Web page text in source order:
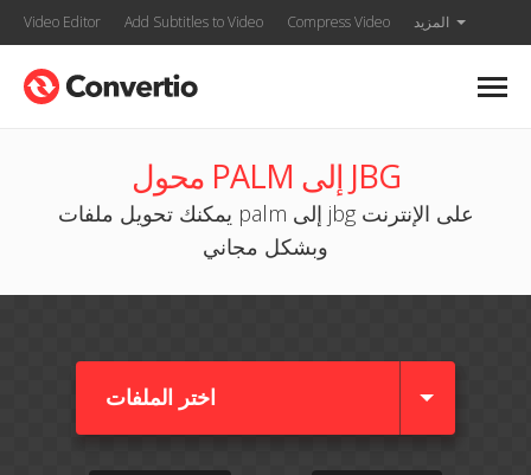
Video Editor Add Subtitles to Video Compress Video المزيد
محول PALM إلى JBG
يمكنك تحويل ملفات palm إلى jbg على الإنترنت
وبشكل مجاني
اختر الملفات